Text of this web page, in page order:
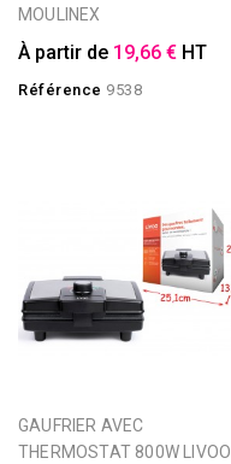
MOULINEX
À partir de 19,66 € HT
Référence 9538
GAUFRIER AVEC
THERMOSTAT 800W LIVOO